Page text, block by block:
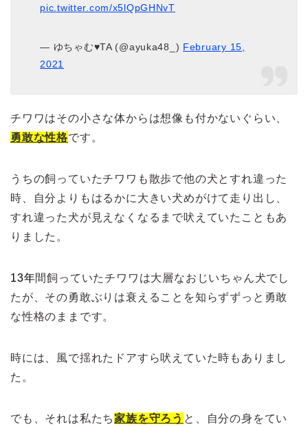
pic.twitter.com/x5lQpGHNvT
— ゆちゃむ♥TA (@ayuka48_) February 15,
2021
チワワはその小さな体からは想像も付かないぐらい、
勇敢な性格です。
うちの飼っていたチワワも散歩で他の犬とすれ違った
時、自分よりもはるかに大きい犬めがけて走り出し、
すれ違った犬が見えなくなるまで吠えていたこともあ
りました。
13年間飼っていたチワワは大層なおじいちゃん犬でし
たが、その勇敢ぶりは衰えることを知らずずっと勇敢
な性格のままです。
時には、風で揺れたドアすら吠えていた時もありまし
た。
でも、それは私たち家族を守ろう と、自分の身をてい